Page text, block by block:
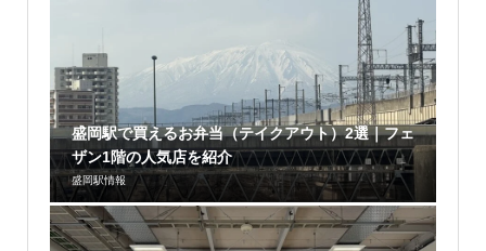
盛岡駅で買えるお弁当（テイクアウト）2選｜フェ
ザン1階の人気店を紹介
盛岡駅情報